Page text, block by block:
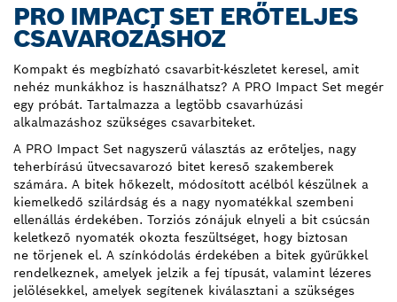
PRO IMPACT SET ERŐTELJES
CSAVAROZÁSHOZ
Kompakt és megbízható csavarbit-készletet keresel, amit
nehéz munkákhoz is használhatsz? A PRO Impact Set megér
egy próbát. Tartalmazza a legtöbb csavarhúzási
alkalmazáshoz szükséges csavarbiteket.
A PRO Impact Set nagyszerű választás az erőteljes, nagy
teherbírású ütvecsavarozó bitet kereső szakemberek
számára. A bitek hőkezelt, módosított acélból készülnek a
kiemelkedő szilárdság és a nagy nyomatékkal szembeni
ellenállás érdekében. Torziós zónájuk elnyeli a bit csúcsán
keletkező nyomaték okozta feszültséget, hogy biztosan
ne törjenek el. A színkódolás érdekében a bitek gyűrűkkel
rendelkeznek, amelyek jelzik a fej típusát, valamint lézeres
jelölésekkel, amelyek segítenek kiválasztani a szükséges